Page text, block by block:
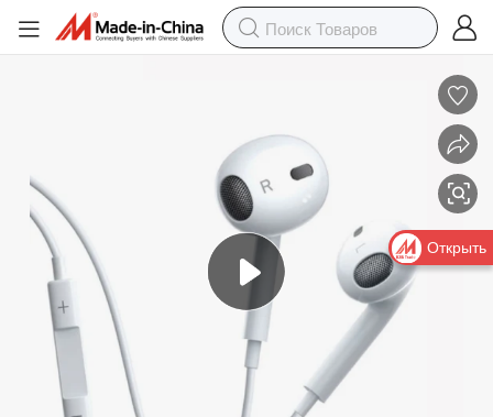
Открыть